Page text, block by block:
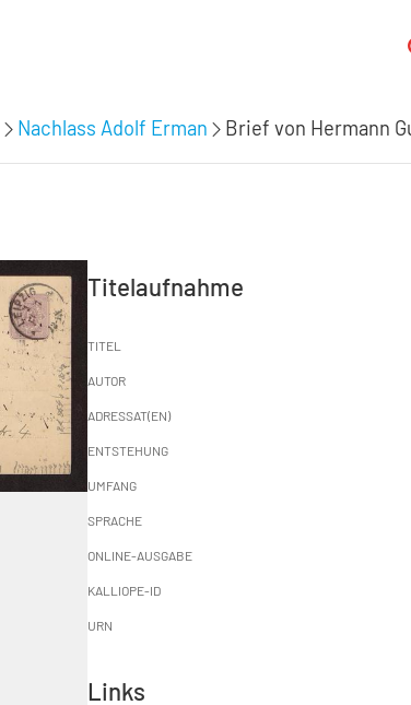
Nachlass Adolf Erman Brief von Hermann
Titelaufnahme
TITEL
AUTOR
ADRESSAT(EN)
ENTSTEHUNG
UMFANG
SPRACHE
ONLINE-AUSGABE
KALLIOPE-ID
URN
Links